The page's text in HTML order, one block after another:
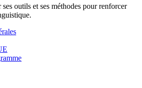
outils et ses méthodes pour renforcer